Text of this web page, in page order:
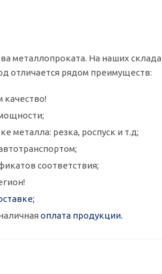
металлопроката. На наших
отличается рядом преимуществ:
качество!
металла: резка, роспуск и т.д;
соответствия;
оплата продукции.